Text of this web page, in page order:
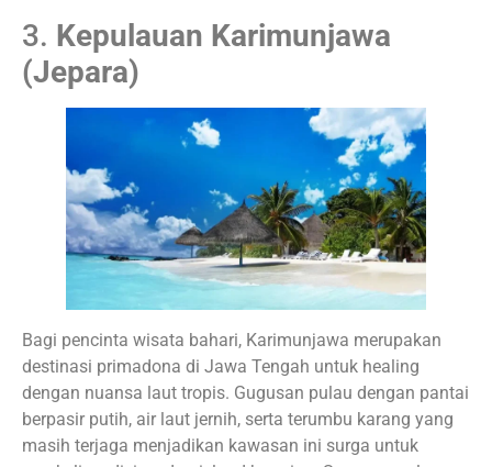
3. Kepulauan Karimunjawa
(Jepara)
Bagi pencinta wisata bahari, Karimunjawa merupakan
destinasi primadona di Jawa Tengah untuk healing
dengan nuansa laut tropis. Gugusan pulau dengan pantai
berpasir putih, air laut jernih, serta terumbu karang yang
masih terjaga menjadikan kawasan ini surga untuk